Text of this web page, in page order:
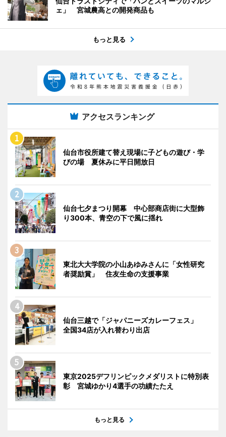
ェ」 宮城農高との開発商品も
もっと見る
アクセスランキング
仙台市役所建て替え現場に子どもの遊び・学
びの場 夏休みに平日開放日
仙台七夕まつり開幕 中心部商店街に大型飾
り300本、青空の下で風に揺れ
東北大大学院の小山あゆみさんに「女性研究
者奨励賞」 住友生命の支援事業
仙台三越で「ジャパニーズカレーフェス」
全国34店が入れ替わり出店
東京2025デフリンピックメダリストに特別表
彰 宮城ゆかり4選手の功績たたえ
もっと見る